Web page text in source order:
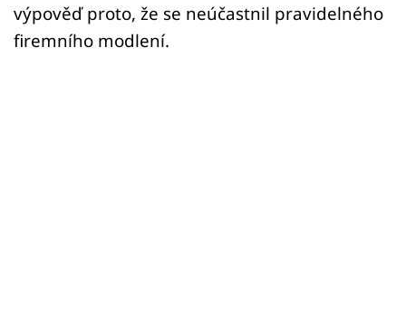
výpověď proto, že se neúčastnil pravidelného
firemního modlení.